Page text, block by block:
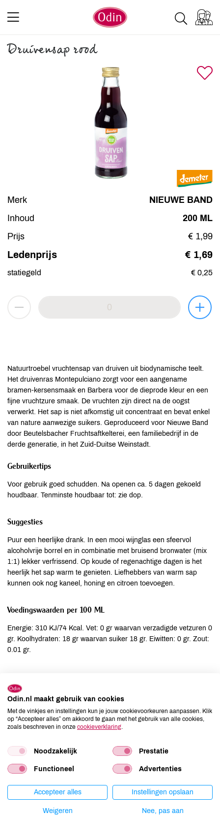
Druivensap rood
Merk
NIEUWE BAND
Inhoud
200 ML
Prijs
€ 1,99
Ledenprijs € 1,69
statiegeld € 0,25
Natuurtroebel vruchtensap van druiven uit biodynamische teelt.
Het druivenras Montepulciano zorgt voor een aangename
bramen-kersensmaak en Barbera voor de dieprode kleur en een
fijne vruchtzure smaak. De vruchten zijn direct na de oogst
verwerkt. Het sap is niet afkomstig uit concentraat en bevat enkel
van nature aanwezige suikers. Geproduceerd voor Nieuwe Band
door Beutelsbacher Fruchtsaftkelterei, een familiebedrijf in de
derde generatie, in het Zuid-Duitse Weinstadt.
Gebruikertips
Voor gebruik goed schudden. Na openen ca. 5 dagen gekoeld
houdbaar. Tenminste houdbaar tot: zie dop.
Suggesties
Puur een heerlijke drank. In een mooi wijnglas een sfeervol
alcoholvrije borrel en in combinatie met bruisend bronwater (mix
1:1) lekker verfrissend. Op koude of regenachtige dagen is het
heerlijk het sap warm te genieten. Liefhebbers van warm sap
kunnen ook nog kaneel, honing en citroen toevoegen.
Voedingswaarden per 100 ML
Energie: 310 KJ/74 Kcal. Vet: 0 gr waarvan verzadigde vetzuren 0
gr. Koolhydraten: 18 gr waarvan suiker 18 gr. Eiwitten: 0 gr. Zout:
0.01 gr.
druivensap rood**.
Allergenen
Ei
niet aanwezig
Gluten
niet aanwezig
niet aanwezig
Odin.nl maakt gebruik van cookies
Met de vinkjes en instellingen kun je jouw cookievoorkeuren aanpassen. Klik
op “Accepteer alles” om akkoord te gaan met het gebruik van alle cookies,
zoals beschreven in onze cookieverklaring.
Noodzakelijk Prestatie
Functioneel Advertenties
Accepteer alles Instellingen opslaan
Weigeren Nee, pas aan